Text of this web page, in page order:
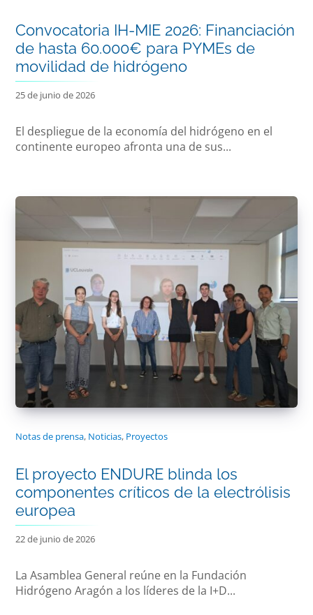
Convocatoria IH-MIE 2026: Financiación
de hasta 60.000€ para PYMEs de
movilidad de hidrógeno
25 de junio de 2026
El despliegue de la economía del hidrógeno en el
continente europeo afronta una de sus...
Notas de prensa, Noticias, Proyectos
El proyecto ENDURE blinda los
componentes críticos de la electrólisis
europea
22 de junio de 2026
La Asamblea General reúne en la Fundación
Hidrógeno Aragón a los líderes de la I+D...